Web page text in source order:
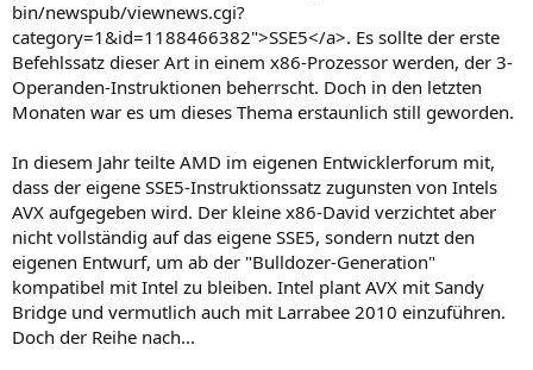
bin/newspub/viewnews.cgi?
category=1&id=1188466382">SSE5</a>. Es sollte der erste
Befehlssatz dieser Art in einem x86-Prozessor werden, der 3-
Operanden-Instruktionen beherrscht. Doch in den letzten
Monaten war es um dieses Thema erstaunlich still geworden.
In diesem Jahr teilte AMD im eigenen Entwicklerforum mit,
dass der eigene SSE5-Instruktionssatz zugunsten von Intels
AVX aufgegeben wird. Der kleine x86-David verzichtet aber
nicht vollständig auf das eigene SSE5, sondern nutzt den
eigenen Entwurf, um ab der "Bulldozer-Generation"
kompatibel mit Intel zu bleiben. Intel plant AVX mit Sandy
Bridge und vermutlich auch mit Larrabee 2010 einzuführen.
Doch der Reihe nach...